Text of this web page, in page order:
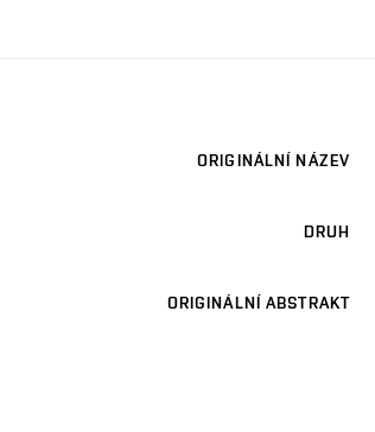
ORIGINÁLNÍ NÁZEV
DRUH
ORIGINÁLNÍ ABSTRAKT